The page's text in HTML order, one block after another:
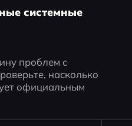
системные
проблем с
насколько
официальным